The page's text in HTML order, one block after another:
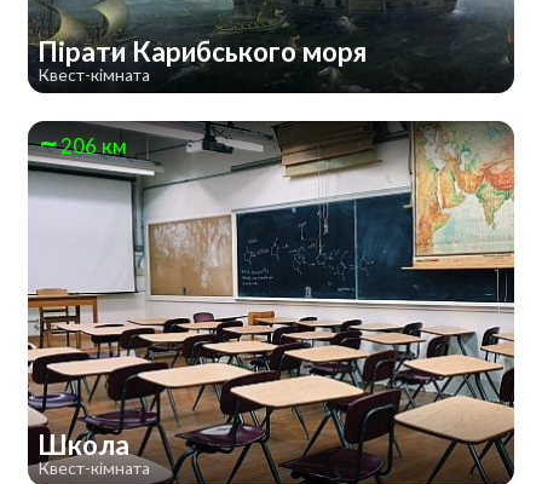
Пірати Карибського моря
Квест-кімната
206 км
Школа
Квест-кімната